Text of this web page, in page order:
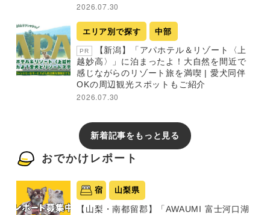
2026.07.30
エリア別で探す 中部
PR
【新潟】「アパホテル＆リゾート〈上
越妙高〉」に泊まったよ！大自然を間近で
感じながらのリゾート旅を満喫 | 愛犬同伴
OKの周辺観光スポットもご紹介
2026.07.30
新着記事をもっと見る
おでかけレポート
宿 山梨県
【山梨・南都留郡】「AWAUMI 富士河口湖